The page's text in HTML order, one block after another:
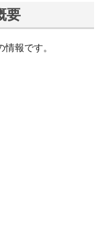
要
報です。